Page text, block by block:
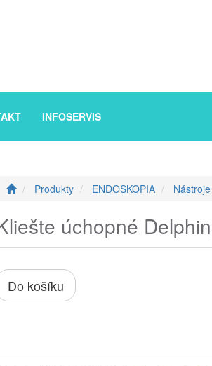
INFOSERVIS
Produkty ENDOSKOPIA
úchopné
Do košíku